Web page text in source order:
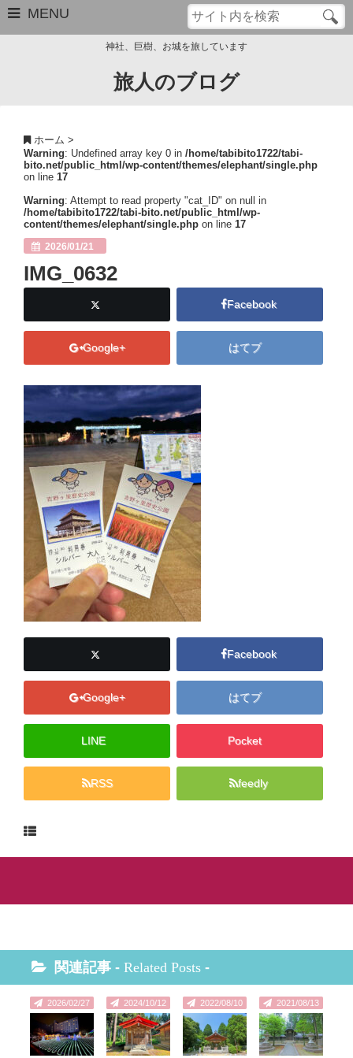
MENU
サイトマップ
Close
神社、巨樹、お城を旅しています
旅人のブログ
ホーム >
Warning: Undefined array key 0 in /home/tabibito1722/tabi-
bito.net/public_html/wp-content/themes/elephant/single.php
on line 17
Warning: Attempt to read property "cat_ID" on null in
/home/tabibito1722/tabi-bito.net/public_html/wp-
content/themes/elephant/single.php on line 17
2026/01/21
IMG_0632
Facebook
Google+ はてブ
Facebook
Google+ はてブ
LINE Pocket
RSS feedly
関連記事 - Related Posts -
2026/02/27 2024/10/12 2022/08/10 2021/08/13